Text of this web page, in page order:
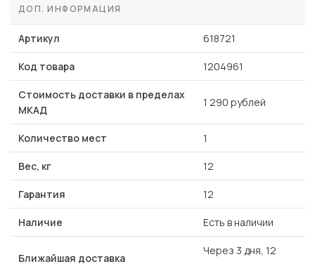
ДОП. ИНФОРМАЦИЯ
Артикул 618721
Код товара 1204961
Стоимость доставки в пределах
МКАД
1 290 рублей
Количество мест 1
Вес, кг 12
Гарантия 12
Наличие Есть в наличии
Ближайшая доставка
Через 3 дня, 12